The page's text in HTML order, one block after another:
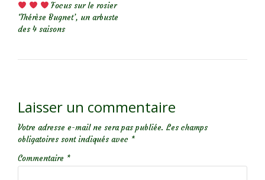
Focus sur le rosier
‘Thérèse Bugnet’, un arbuste
des 4 saisons
Laisser un commentaire
Votre adresse e-mail ne sera pas publiée. Les champs
obligatoires sont indiqués avec *
Commentaire *